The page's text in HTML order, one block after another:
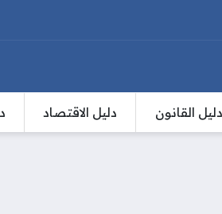
دليل القانون دليل الاقتصاد